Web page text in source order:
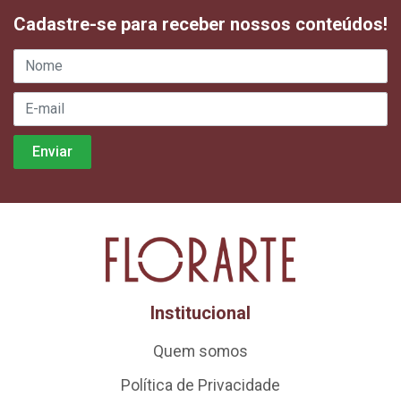
Cadastre-se para receber nossos conteúdos!
Institucional
Quem somos
Política de Privacidade